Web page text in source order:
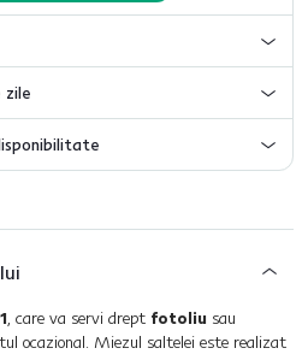
, care va servi drept fotoliu sau
ocazional. Miezul saltelei este realizat